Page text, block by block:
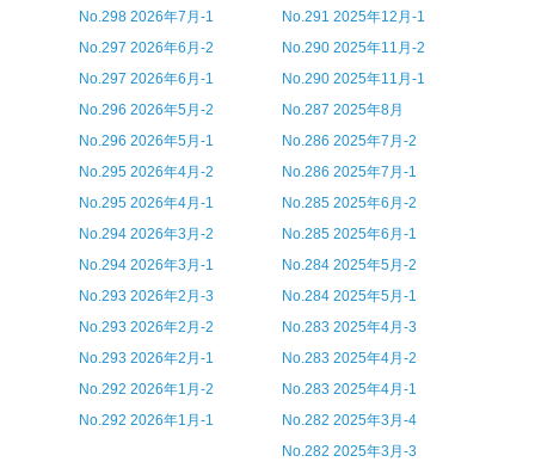
No.298 2026年7月-1
No.297 2026年6月-2
No.297 2026年6月-1
No.296 2026年5月-2
No.296 2026年5月-1
No.295 2026年4月-2
No.295 2026年4月-1
No.294 2026年3月-2
No.294 2026年3月-1
No.293 2026年2月-3
No.293 2026年2月-2
No.293 2026年2月-1
No.292 2026年1月-2
No.292 2026年1月-1
No.291 2025年12月-1
No.290 2025年11月-2
No.290 2025年11月-1
No.287 2025年8月
No.286 2025年7月-2
No.286 2025年7月-1
No.285 2025年6月-2
No.285 2025年6月-1
No.284 2025年5月-2
No.284 2025年5月-1
No.283 2025年4月-3
No.283 2025年4月-2
No.283 2025年4月-1
No.282 2025年3月-4
No.282 2025年3月-3